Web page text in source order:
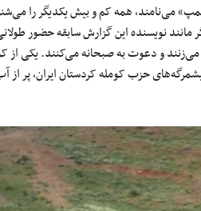
می‌نامند، همه کم و بیش یکدیگر را
مانند نویسنده این گزارش سابقه حضور
می‌زنند و دعوت به صبحانه می‌کنند. یکی
حزب کومله کردستان ایران، پر